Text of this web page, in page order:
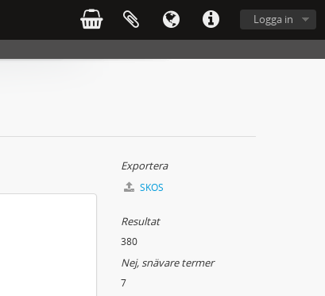
Logga in
Exportera
SKOS
Resultat
380
Nej, snävare termer
7